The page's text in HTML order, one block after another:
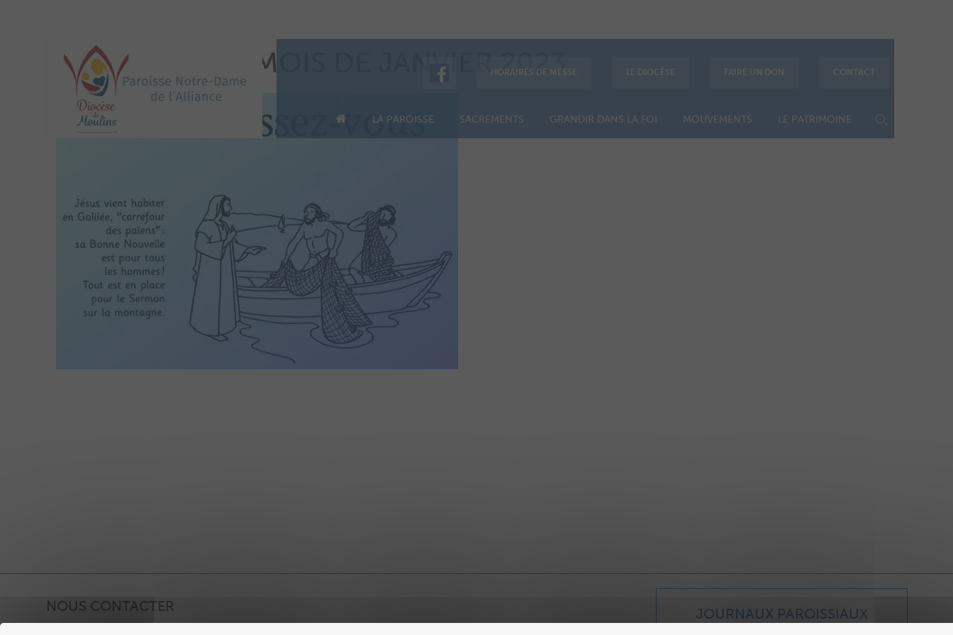
HORAIRES DE MESSE LE DIOCÈSE FAIRE UN DON CONTACT
LA PAROISSE SACREMENTS GRANDIR DANS LA FOI MOUVEMENTS LE PATRIMOINE
IMAGE PRIÈRE MOIS DE JANVIER 2023
NOUS CONTACTER JOURNAUX PAROISSIAUX